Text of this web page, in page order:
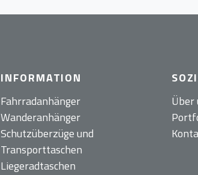
INFORMATION
Fahrradanhänger
Wanderanhänger
Schutzüberzüge und
Transporttaschen
Liegeradtaschen
Über